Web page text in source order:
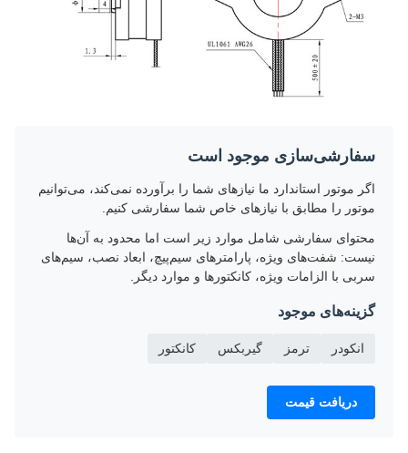
سفارشی‌سازی موجود است
اگر موتور استاندارد ما نیازهای شما را برآورده نمی‌کند، می‌توانیم
موتور را مطابق با نیازهای خاص شما سفارشی کنیم.
محتوای سفارشی شامل موارد زیر است اما محدود به آن‌ها
نیست: شفت‌های ویژه، پارامترهای سیم‌پیچ، ابعاد نصب، سیم‌های
سربی با الزامات ویژه، کانکتورها و موارد دیگر.
گزینه‌های موجود
انکودر ترمز گیربکس کانکتور
دریافت قیمت